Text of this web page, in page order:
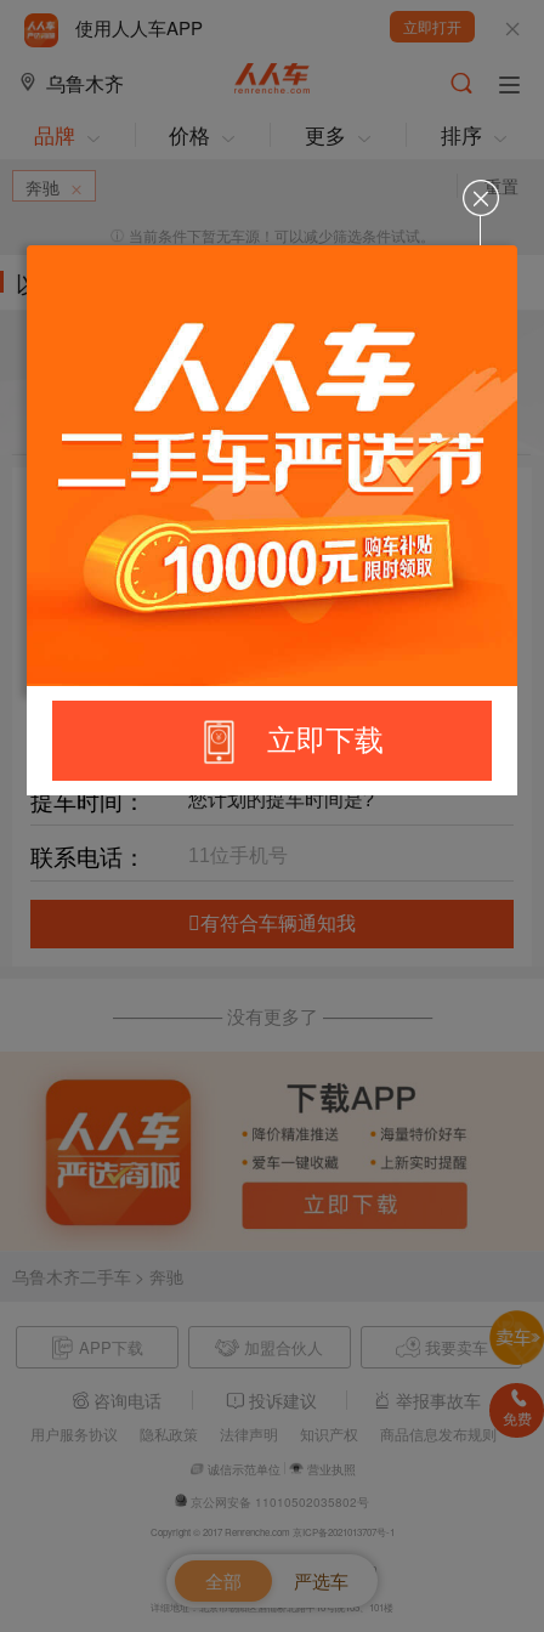
使用人人车APP 立即打开
乌鲁木齐
立即下载
品牌 价格 更多 排序
重置
奔驰
当前条件下暂无车源！可以减少筛选条件试试。
以下车源的筛选条件为:
目标车辆： 请选择欲购车辆
年限要求：
购车预算：
详细要求：
提车时间：
联系电话：
有符合车辆通知我
—————— 没有更多了 ——————
乌鲁木齐二手车 > 奔驰
APP下载 加盟合伙人 我要卖车
咨询电话 投诉建议 举报事故车
用户服务协议 隐私政策 法律声明 知识产权 商品信息发布规则
诚信示范单位
营业执照
京公网安备 11010502035802号
Copyright © 2017 Renrenche.com 京ICP备2021013707号-1
北京车欢欢信息技术有限公司 电话：4008610500
详细地址：北京市朝阳区酒仙桥北路甲10号院105、101楼
全部 严选车
免费